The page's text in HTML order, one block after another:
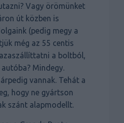
Vagy örömünket
út közben is
(pedig megy a
még az 55 centis
a boltból,
Mindegy.
vannak. Tehát a
hogy ne gyártson
szánt alapmodellt.